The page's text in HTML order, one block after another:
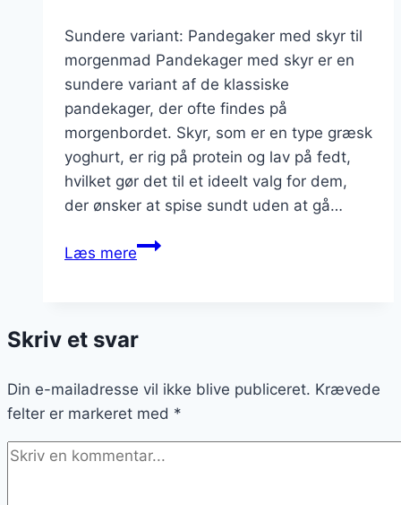
Sundere variant: Pandegaker med skyr til
morgenmad Pandekager med skyr er en
sundere variant af de klassiske
pandekager, der ofte findes på
morgenbordet. Skyr, som er en type græsk
yoghurt, er rig på protein og lav på fedt,
hvilket gør det til et ideelt valg for dem,
der ønsker at spise sundt uden at gå…
Læs mereSundere
skyr
Skriv et svar
Din e-mailadresse vil ikke blive publiceret. Krævede
felter er markeret med *